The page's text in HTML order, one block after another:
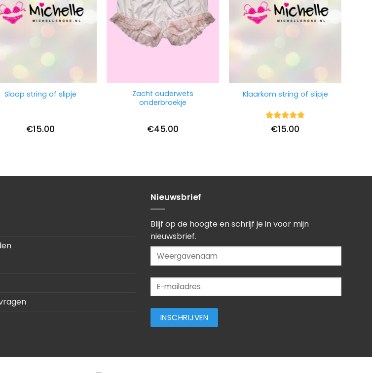
Slaap string of slipje
€15.00
Zacht ouderwets
onderbroekje
€45.00
Klaarkom string of slipje
Waardering
uit 5
€15.00
Nieuwsbrief
Blijf op de hoogte en schrijf je in voor mijn
nieuwsbrief.